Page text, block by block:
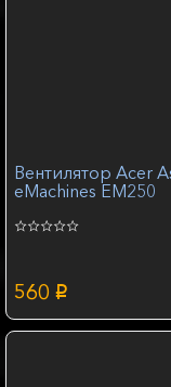
Вентилятор Acer
eMachines EM250
560 p